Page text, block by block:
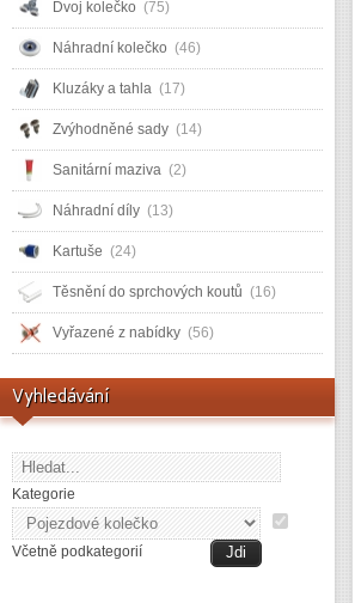
Dvoj kolečko (75)
Náhradní kolečko (46)
Kluzáky a tahla (17)
Zvýhodněné sady (14)
Sanitární maziva (2)
Náhradní díly (13)
Kartuše (24)
Těsnění do sprchových koutů (16)
Vyřazené z nabídky (56)
Vyhledávání
Kategorie
Včetně podkategorií